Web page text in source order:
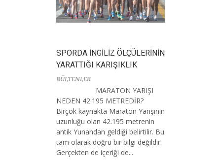
SPORDA İNGİLİZ ÖLÇÜLERİNİN
YARATTIĞI KARIŞIKLIK
BÜLTENLER
MARATON YARIŞI
NEDEN 42.195 METREDİR?
Birçok kaynakta Maraton Yarışının
uzunluğu olan 42.195 metrenin
antik Yunandan geldiği belirtilir. Bu
tam olarak doğru bir bilgi değildir.
Gerçekten de içeriği de...